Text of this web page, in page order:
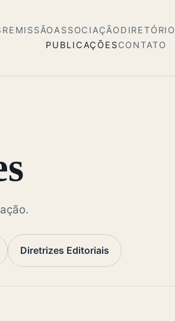
MISSÃOASSOCIAÇÃODIRETÓRIO
PUBLICAÇÕESCONTATO
Diretrizes Editoriais